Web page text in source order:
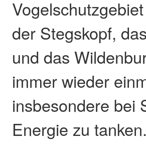
der Stegskopf,
und das
immer wieder
insbesondere bei
Energie zu tanken.